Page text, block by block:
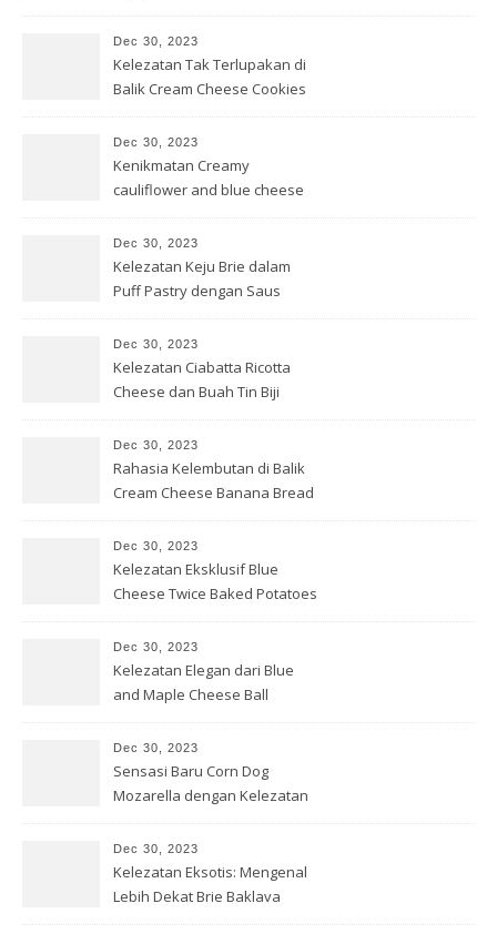
Dec 30, 2023
Kelezatan Tak Terlupakan di
Balik Cream Cheese Cookies
Dec 30, 2023
Kenikmatan Creamy
cauliflower and blue cheese
Dec 30, 2023
Kelezatan Keju Brie dalam
Puff Pastry dengan Saus
Dec 30, 2023
Kelezatan Ciabatta Ricotta
Cheese dan Buah Tin Biji
Dec 30, 2023
Rahasia Kelembutan di Balik
Cream Cheese Banana Bread
Dec 30, 2023
Kelezatan Eksklusif Blue
Cheese Twice Baked Potatoes
Dec 30, 2023
Kelezatan Elegan dari Blue
and Maple Cheese Ball
Dec 30, 2023
Sensasi Baru Corn Dog
Mozarella dengan Kelezatan
Dec 30, 2023
Kelezatan Eksotis: Mengenal
Lebih Dekat Brie Baklava